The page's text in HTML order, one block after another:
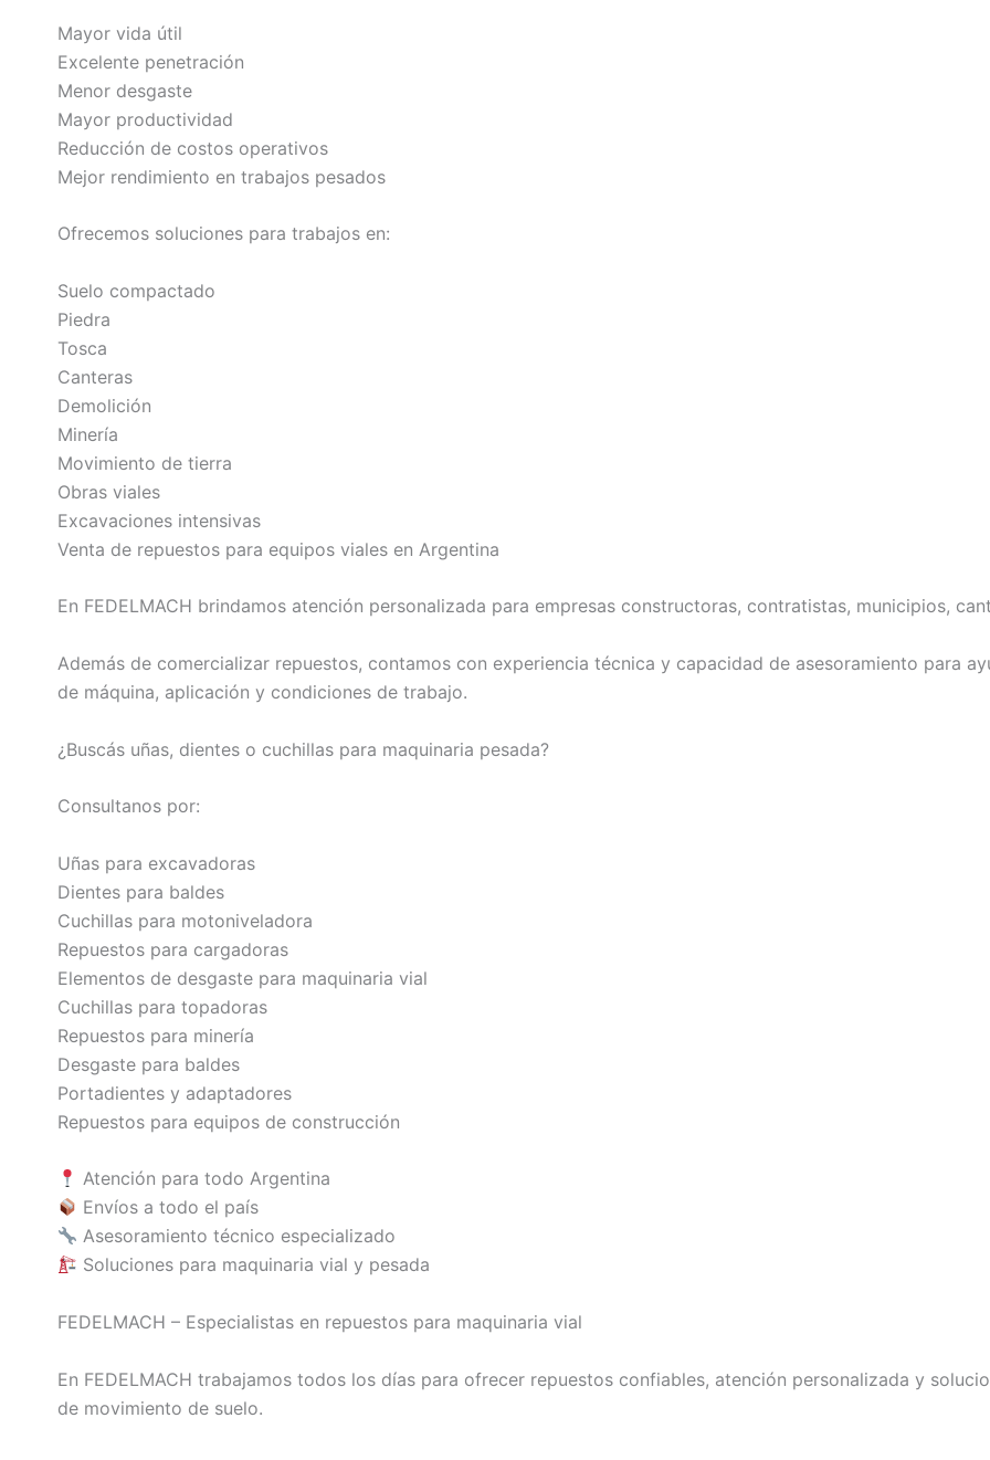
Mayor vida útil
Excelente penetración
Menor desgaste
Mayor productividad
Reducción de costos operativos
Mejor rendimiento en trabajos pesados
Ofrecemos soluciones para trabajos en:
Suelo compactado
Piedra
Tosca
Canteras
Demolición
Minería
Movimiento de tierra
Obras viales
Excavaciones intensivas
Venta de repuestos para equipos viales en Argentina
En FEDELMACH brindamos atención personalizada para empresas constructoras, contratistas, municipios,
Además de comercializar repuestos, contamos con experiencia técnica y capacidad de asesoramiento para
de máquina, aplicación y condiciones de trabajo.
¿Buscás uñas, dientes o cuchillas para maquinaria pesada?
Consultanos por:
Uñas para excavadoras
Dientes para baldes
Cuchillas para motoniveladora
Repuestos para cargadoras
Elementos de desgaste para maquinaria vial
Cuchillas para topadoras
Repuestos para minería
Desgaste para baldes
Portadientes y adaptadores
Repuestos para equipos de construcción
Atención para todo Argentina
Envíos a todo el país
Asesoramiento técnico especializado
Soluciones para maquinaria vial y pesada
FEDELMACH – Especialistas en repuestos para maquinaria vial
En FEDELMACH trabajamos todos los días para ofrecer repuestos confiables, atención personalizada y
de movimiento de suelo.